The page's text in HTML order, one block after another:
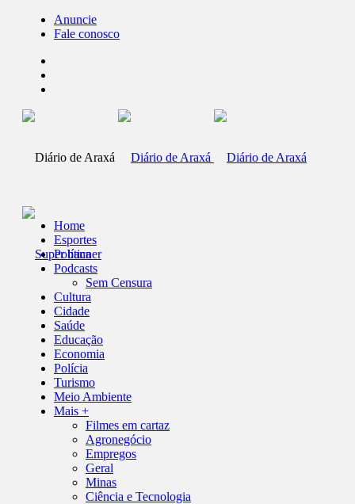
Anuncie
Fale conosco
Home
Esportes
Política
Podcasts
Sem Censura
Cultura
Cidade
Saúde
Educação
Economia
Polícia
Turismo
Meio Ambiente
Mais +
Filmes em cartaz
Agronegócio
Empregos
Geral
Minas
Ciência e Tecnologia